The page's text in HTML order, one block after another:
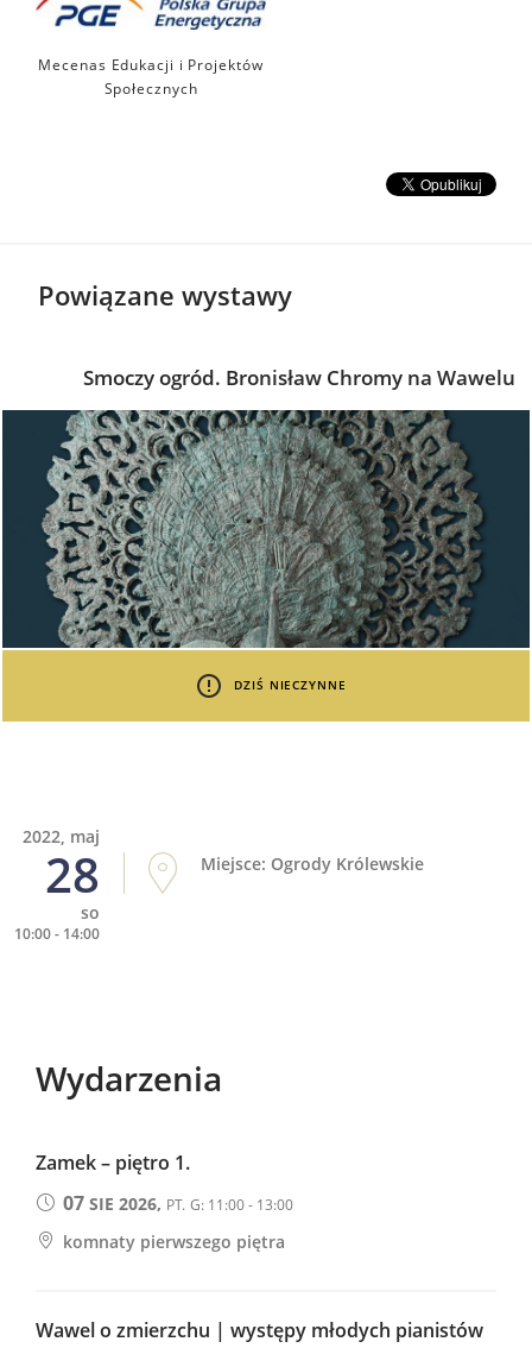
Mecenas Edukacji i Projektów
Społecznych
Powiązane wystawy
Smoczy ogród. Bronisław Chromy na Wawelu
DZIŚ NIECZYNNE
2022, maj
28
so
10:00 - 14:00
Miejsce: Ogrody Królewskie
Wydarzenia
Zamek – piętro 1.
07SIE 2026, PT. G: 11:00 - 13:00
komnaty pierwszego piętra
Wawel o zmierzchu | występy młodych pianistów